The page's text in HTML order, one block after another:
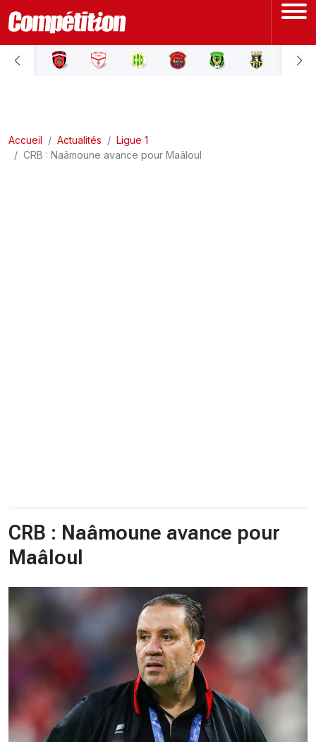
ACCUEIL
LIGUE 2
Accueil Actualités
Ligue 1
CRB : Naâmoune avance pour Maâloul
CRB : Naâmoune avance pour
Maâloul